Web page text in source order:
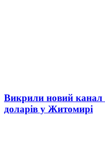
Викрили новий канал
доларів у Житомирі